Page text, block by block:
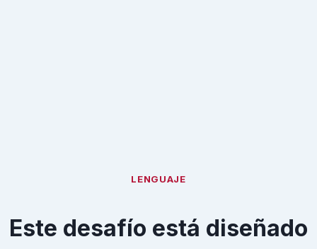
LENGUAJE
Este desafío está diseñado